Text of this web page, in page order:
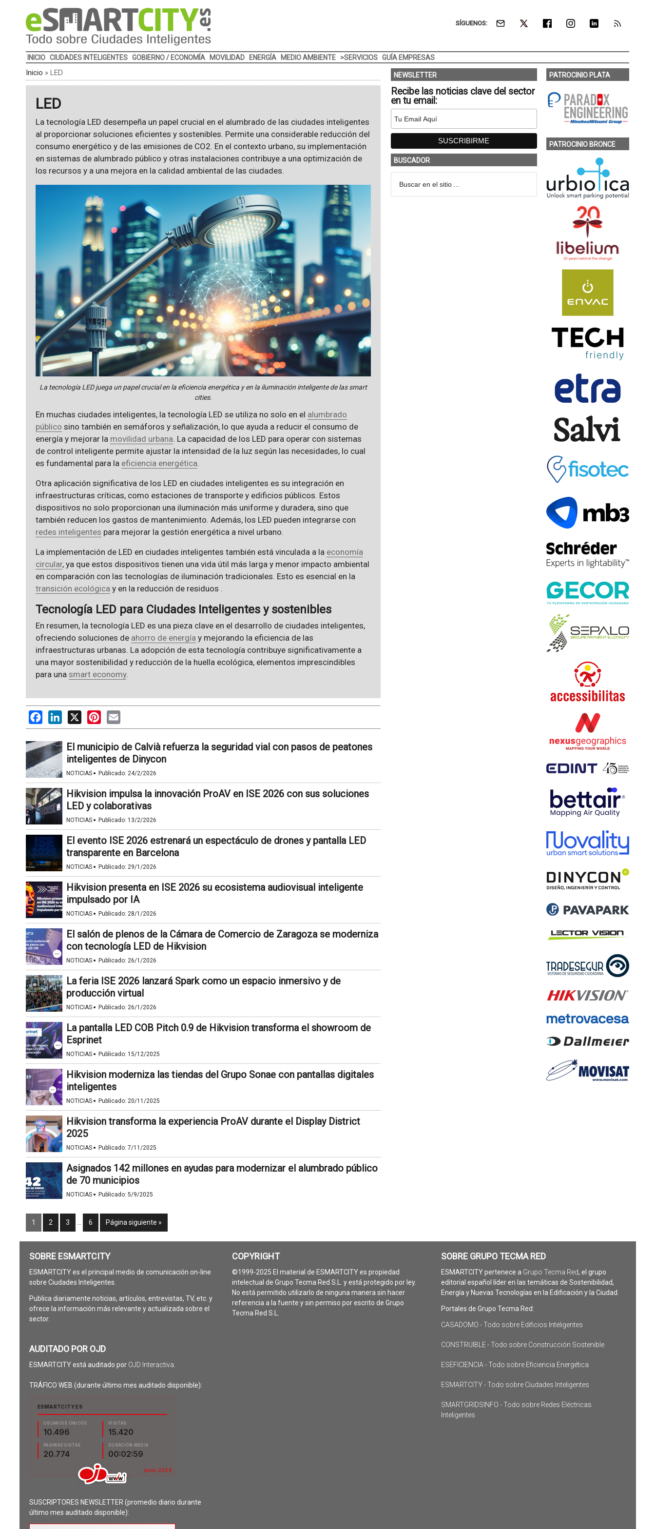
SÍGUENOS:
INICIO CIUDADES INTELIGENTES GOBIERNO / ECONOMÍA MOVILIDAD ENERGÍA MEDIO AMBIENTE >SERVICIOS GUÍA EMPRESAS
Inicio » LED
LED
La tecnología LED desempeña un papel crucial en el alumbrado de las ciudades inteligentes
al proporcionar soluciones eficientes y sostenibles. Permite una considerable reducción del
consumo energético y de las emisiones de CO2. En el contexto urbano, su implementación
en sistemas de alumbrado público y otras instalaciones contribuye a una optimización de
los recursos y a una mejora en la calidad ambiental de las ciudades.
La tecnología LED juega un papel crucial en la eficiencia energética y en la iluminación inteligente de las smart
cities.
En muchas ciudades inteligentes, la tecnología LED se utiliza no solo en el alumbrado
público sino también en semáforos y señalización, lo que ayuda a reducir el consumo de
energía y mejorar la movilidad urbana. La capacidad de los LED para operar con sistemas
de control inteligente permite ajustar la intensidad de la luz según las necesidades, lo cual
es fundamental para la eficiencia energética.
Otra aplicación significativa de los LED en ciudades inteligentes es su integración en
infraestructuras críticas, como estaciones de transporte y edificios públicos. Estos
dispositivos no solo proporcionan una iluminación más uniforme y duradera, sino que
también reducen los gastos de mantenimiento. Además, los LED pueden integrarse con
redes inteligentes para mejorar la gestión energética a nivel urbano.
La implementación de LED en ciudades inteligentes también está vinculada a la economía
circular, ya que estos dispositivos tienen una vida útil más larga y menor impacto ambiental
en comparación con las tecnologías de iluminación tradicionales. Esto es esencial en la
transición ecológica y en la reducción de residuos .
Tecnología LED para Ciudades Inteligentes y sostenibles
En resumen, la tecnología LED es una pieza clave en el desarrollo de ciudades inteligentes,
ofreciendo soluciones de ahorro de energía y mejorando la eficiencia de las
infraestructuras urbanas. La adopción de esta tecnología contribuye significativamente a
una mayor sostenibilidad y reducción de la huella ecológica, elementos imprescindibles
para una smart economy.
FacebookLinkedIn
X PinterestEmail
El municipio de Calvià refuerza la seguridad vial con pasos de peatones
inteligentes de Dinycon
NOTICIAS · Publicado: 24/2/2026
Hikvision impulsa la innovación ProAV en ISE 2026 con sus soluciones
LED y colaborativas
NOTICIAS · Publicado: 13/2/2026
El evento ISE 2026 estrenará un espectáculo de drones y pantalla LED
transparente en Barcelona
NOTICIAS · Publicado: 29/1/2026
Hikvision presenta en ISE 2026 su ecosistema audiovisual inteligente
impulsado por IA
NOTICIAS · Publicado: 28/1/2026
El salón de plenos de la Cámara de Comercio de Zaragoza se moderniza
con tecnología LED de Hikvision
NOTICIAS · Publicado: 26/1/2026
La feria ISE 2026 lanzará Spark como un espacio inmersivo y de
producción virtual
NOTICIAS · Publicado: 26/1/2026
La pantalla LED COB Pitch 0.9 de Hikvision transforma el showroom de
Esprinet
NOTICIAS · Publicado: 15/12/2025
Hikvision moderniza las tiendas del Grupo Sonae con pantallas digitales
inteligentes
NOTICIAS · Publicado: 20/11/2025
Hikvision transforma la experiencia ProAV durante el Display District
2025
NOTICIAS · Publicado: 7/11/2025
Asignados 142 millones en ayudas para modernizar el alumbrado público
de 70 municipios
NOTICIAS · Publicado: 5/9/2025
1 2 3 6 Página siguiente »
NEWSLETTER
Recibe las noticias clave del sector
en tu email:
BUSCADOR
PATROCINIO PLATA
PATROCINIO BRONCE
SOBRE ESMARTCITY
ESMARTCITY es el principal medio de comunicación on-line
sobre Ciudades Inteligentes.
Publica diariamente noticias, artículos, entrevistas, TV, etc. y
ofrece la información más relevante y actualizada sobre el
sector.
AUDITADO POR OJD
ESMARTCITY está auditado por OJD Interactiva
TRÁFICO WEB (durante último mes auditado disponible):
SUSCRIPTORES NEWSLETTER (promedio diario durante
último mes auditado disponible):
COPYRIGHT
©1999-2025 El material de ESMARTCITY es propiedad
intelectual de Grupo Tecma Red S.L. y está protegido por ley.
No está permitido utilizarlo de ninguna manera sin hacer
referencia a la fuente y sin permiso por escrito de Grupo
Tecma Red S.L.
SOBRE GRUPO TECMA RED
ESMARTCITY pertenece a Grupo Tecma Red, el grupo
editorial español líder en las temáticas de Sostenibilidad,
Energía y Nuevas Tecnologías en la Edificación y la Ciudad.
Portales de Grupo Tecma Red:
CASADOMO - Todo sobre Edificios Inteligentes
CONSTRUIBLE - Todo sobre Construcción Sostenible
ESEFICIENCIA - Todo sobre Eficiencia Energética
ESMARTCITY - Todo sobre Ciudades Inteligentes
SMARTGRIDSINFO - Todo sobre Redes Eléctricas
Inteligentes